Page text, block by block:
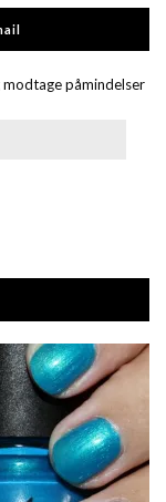
påmindelser